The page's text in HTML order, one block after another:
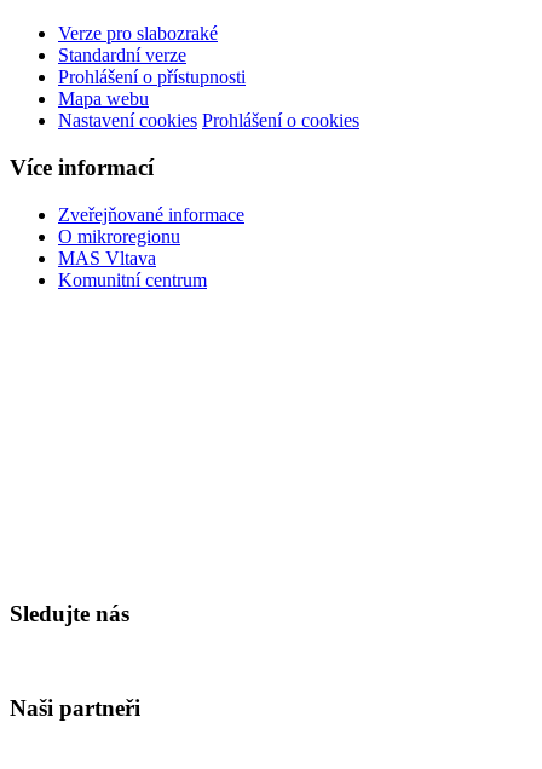
Verze pro slabozraké
Standardní verze
Prohlášení o přístupnosti
Mapa webu
Nastavení cookies Prohlášení o cookies
Více informací
Zveřejňované informace
O mikroregionu
MAS Vltava
Komunitní centrum
Sledujte nás
Naši partneři